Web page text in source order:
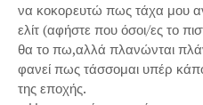
να κοκορευτώ πως τάχα μου
ελίτ (αφήστε που όσοι/ες το
θα το πω,αλλά πλανώνται
φανεί πως τάσσομαι υπέρ
της εποχής.